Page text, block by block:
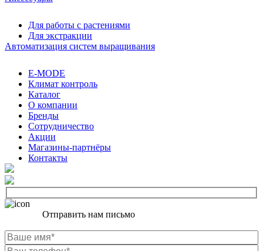
Для работы с растениями
Для экстракции
Автоматизация систем выращивания
E-MODE
Климат контроль
Каталог
О компании
Бренды
Сотрудничество
Акции
Магазины-партнёры
Контакты
Отправить нам письмо